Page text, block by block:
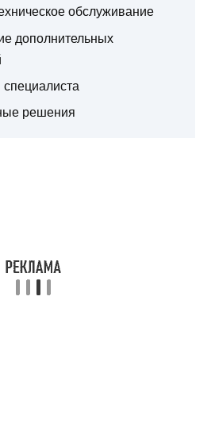
обслуживание
дополнительных
специалиста
решения